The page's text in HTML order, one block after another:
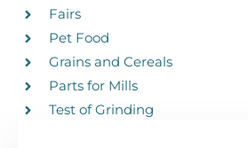
Fairs
Pet Food
Grains and Cereals
Parts for Mills
Test of Grinding